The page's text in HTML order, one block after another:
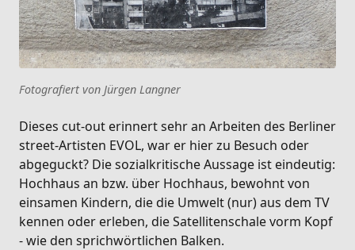
Fotografiert von Jürgen Langner
Dieses cut-out erinnert sehr an Arbeiten des Berliner
street-Artisten EVOL, war er hier zu Besuch oder
abgeguckt? Die sozialkritische Aussage ist eindeutig:
Hochhaus an bzw. über Hochhaus, bewohnt von
einsamen Kindern, die die Umwelt (nur) aus dem TV
kennen oder erleben, die Satellitenschale vorm Kopf
- wie den sprichwörtlichen Balken.